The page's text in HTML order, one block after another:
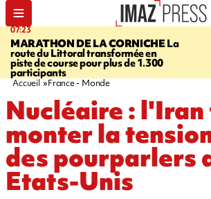
07:23
MARATHON DE LA CORNICHELa
route du Littoral transformée en
piste de course pour plus de 1.300
participants
Accueil France - Monde
Nucléaire :
monter la
des pourparlers
Etats-Unis